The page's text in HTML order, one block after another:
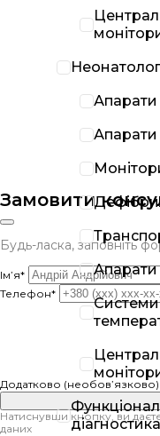
Замовити
Будь-ласка, заповніть
Ім’я*
Телефон*
Додатково (необов’язково)
Натиснувши кнопку, ви
даних
Апарати
Апарати
діагностика